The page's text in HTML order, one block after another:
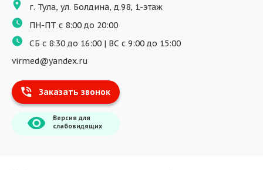
Физиотерапия
ДМС
Массаж
Тест на хеликобактер
Информация
О компании
г. Тула, ул. Болдина, д.98, 1-этаж
ПН-ПТ с 8:00 до 20:00
СБ с 8:30 до 16:00 | ВС с 9:00 до 15:00
virmed@yandex.ru
Заказать звонок
Версия для
слабовидящих